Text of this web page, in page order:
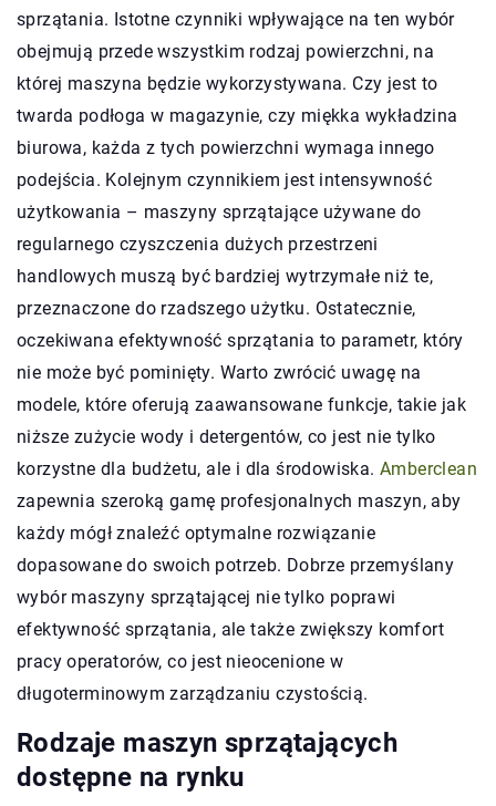
sprzątania. Istotne czynniki wpływające na ten wybór
obejmują przede wszystkim rodzaj powierzchni, na
której maszyna będzie wykorzystywana. Czy jest to
twarda podłoga w magazynie, czy miękka wykładzina
biurowa, każda z tych powierzchni wymaga innego
podejścia. Kolejnym czynnikiem jest intensywność
użytkowania – maszyny sprzątające używane do
regularnego czyszczenia dużych przestrzeni
handlowych muszą być bardziej wytrzymałe niż te,
przeznaczone do rzadszego użytku. Ostatecznie,
oczekiwana efektywność sprzątania to parametr, który
nie może być pominięty. Warto zwrócić uwagę na
modele, które oferują zaawansowane funkcje, takie jak
niższe zużycie wody i detergentów, co jest nie tylko
korzystne dla budżetu, ale i dla środowiska. Amberclean
zapewnia szeroką gamę profesjonalnych maszyn, aby
każdy mógł znaleźć optymalne rozwiązanie
dopasowane do swoich potrzeb. Dobrze przemyślany
wybór maszyny sprzątającej nie tylko poprawi
efektywność sprzątania, ale także zwiększy komfort
pracy operatorów, co jest nieocenione w
długoterminowym zarządzaniu czystością.
Rodzaje maszyn sprzątających
dostępne na rynku